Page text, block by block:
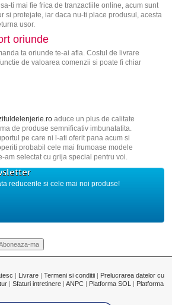
ti mai fie frica de tranzactiile online, acum sunt
si protejate, iar daca nu-ti place produsul, acesta
usor.
oriunde
ta oriunde te-ai afla. Costul de livrare
de valoarea comenzii si poate fi chiar
aduce un plus de calitate
de produse semnificativ imbunatatita.
pe care ni l-ati oferit pana acum si
probabil cele mai frumoase modele
am selectat cu grija special pentru voi.
reducerile si cele mai noi produse!
| Livrare | Termeni si conditii | Prelucrarea datelor cu
| Sfaturi intretinere | ANPC | Platforma SOL | Platforma